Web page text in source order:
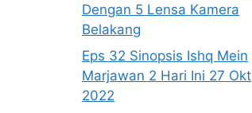
Dengan 5 Lensa Kamera
Belakang
Eps 32 Sinopsis Ishq Mein
Marjawan 2 Hari Ini 27 Okt
2022